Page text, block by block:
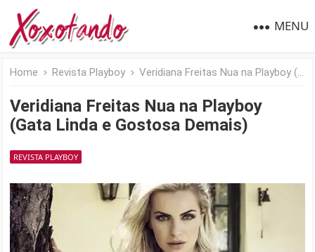
MENU
Home Revista Playboy Veridiana Freitas Nua na Playboy (Gata Linda e Gostosa Demais)
Veridiana Freitas Nua na Playboy
(Gata Linda e Gostosa Demais)
REVISTA PLAYBOY